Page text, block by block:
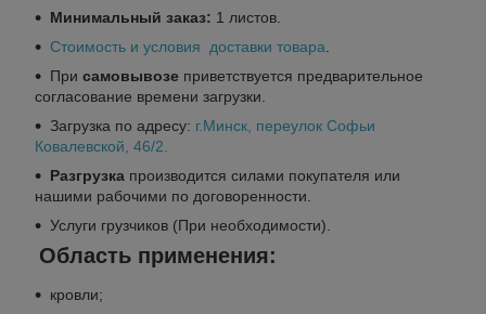
Минимальный заказ: 1 листов.
Стоимость и условия доставки товара.
При самовывозе приветствуется предварительное
согласование времени загрузки.
Загрузка по адресу: г.Минск, переулок Софьи
Ковалевской, 46/2.
Разгрузка производится силами покупателя или
нашими рабочими по договоренности.
Услуги грузчиков (При необходимости).
Область применения:
кровли;